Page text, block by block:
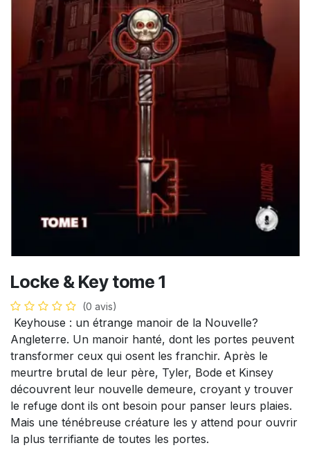
Locke & Key tome 1
(0 avis)
Keyhouse : un étrange manoir de la Nouvelle?
Angleterre. Un manoir hanté, dont les portes peuvent
transformer ceux qui osent les franchir. Après le
meurtre brutal de leur père, Tyler, Bode et Kinsey
découvrent leur nouvelle demeure, croyant y trouver
le refuge dont ils ont besoin pour panser leurs plaies.
Mais une ténébreuse créature les y attend pour ouvrir
la plus terrifiante de toutes les portes.